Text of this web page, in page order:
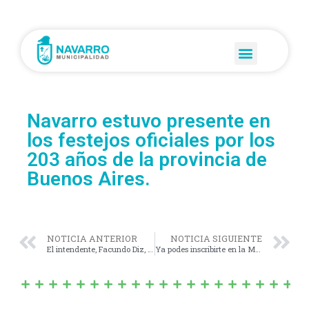
Navarro estuvo presente en
los festejos oficiales por los
203 años de la provincia de
Buenos Aires.
NOTICIA ANTERIOR
El intendente, Facundo Diz, fue recibido por el gobernador de la provincia de Buenos Aires, Axel Kicillof.
NOTICIA SIGUIENTE
Ya podes inscribirte en la Maratón N°11, a beneficio del Hospital de Niños de La Plata.